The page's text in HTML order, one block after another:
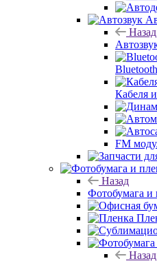
Назад
Кабеля
FM
Назад
Фотобумага и
Назад